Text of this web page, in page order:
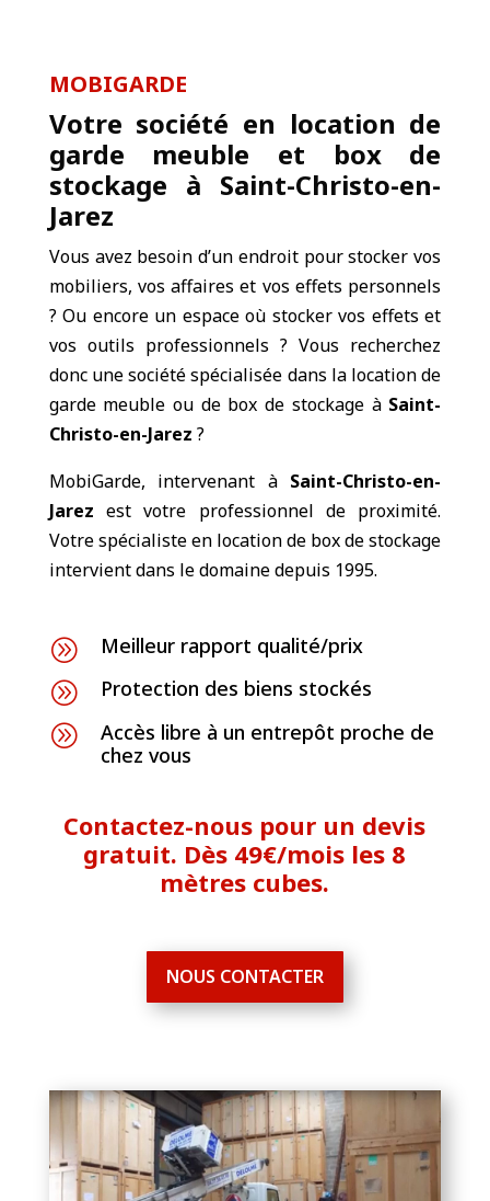
MOBIGARDE
Votre société en location de
garde meuble et box de
stockage à Saint-Christo-en-
Jarez
Vous avez besoin d’un endroit pour stocker vos
mobiliers, vos affaires et vos effets personnels
? Ou encore un espace où stocker vos effets et
vos outils professionnels ? Vous recherchez
donc une société spécialisée dans la location de
garde meuble ou de box de stockage à Saint-
Christo-en-Jarez ?
MobiGarde, intervenant à Saint-Christo-en-
Jarez est votre professionnel de proximité.
Votre spécialiste en location de box de stockage
intervient dans le domaine depuis 1995.
A Meilleur rapport qualité/prix
A Protection des biens stockés
A
Accès libre à un entrepôt proche de
chez vous
Contactez-nous pour un devis
gratuit. Dès 49€/mois les 8
mètres cubes.
NOUS CONTACTER